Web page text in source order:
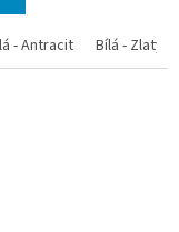
- Tmavý dub Bílá -
- Antracit Bílá - Zlatý